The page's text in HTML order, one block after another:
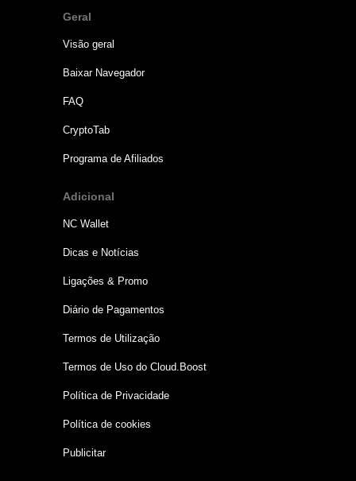
Geral
Visão geral
Baixar Navegador
FAQ
CryptoTab
Programa de Afiliados
Adicional
NC Wallet
Dicas e Notícias
Ligações & Promo
Diário de Pagamentos
Termos de Utilização
Termos de Uso do Cloud.Boost
Política de Privacidade
Política de cookies
Publicitar